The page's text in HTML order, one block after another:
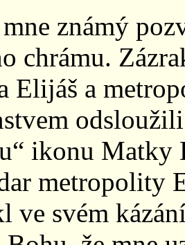
známý
chrámu.
Elijáš a
ikonu Matky
metropolity
ve svém